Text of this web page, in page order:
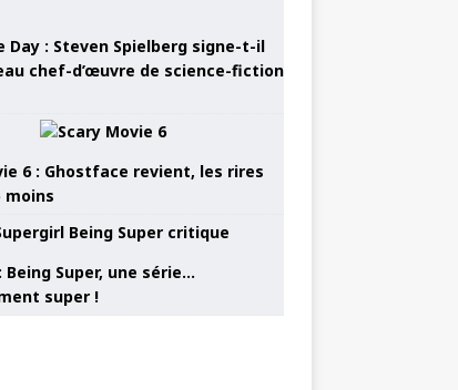
Day : Steven Spielberg signe-t-il
chef-d’œuvre de science-fiction
6 : Ghostface revient, les rires
moins
Being Super, une série…
super !